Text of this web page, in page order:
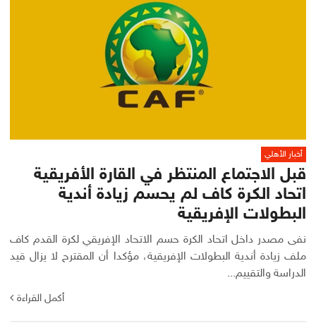
أخبار الأهلي
قبل الاجتماع المنتظر في القارة الأفريقية
اتحاد الكرة كاف لم يحسم زيادة أندية
البطولات الإفريقية
نفى مصدر داخل اتحاد الكرة حسم الاتحاد الإفريقي لكرة القدم كاف
ملف زيادة أندية البطولات الإفريقية، مؤكدا أن المقترح لا يزال قيد
الدراسة والتقييم...
أكمل القراءة